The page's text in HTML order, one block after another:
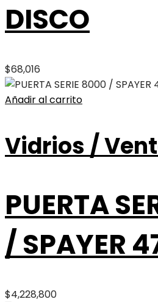
DISCO
$68,016
Añadir al carrito
Vidrios /
PUERTA
/ SPAYER
$4,228,800